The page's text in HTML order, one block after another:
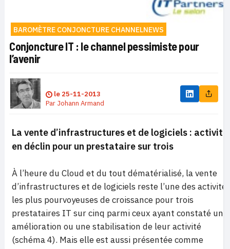
BAROMÈTRE CONJONCTURE CHANNELNEWS
Conjoncture IT : le channel pessimiste pour
l’avenir
le 25-11-2013
Par Johann Armand
La vente d’infrastructures et de logiciels : activité
en déclin pour un prestataire sur trois
À l’heure du Cloud et du tout dématérialisé, la vente
d’infrastructures et de logiciels reste l’une des activités
les plus pourvoyeuses de croissance pour trois
prestataires IT sur cinq parmi ceux ayant constaté une
amélioration ou une stabilisation de leur activité
(schéma 4). Mais elle est aussi présentée comme